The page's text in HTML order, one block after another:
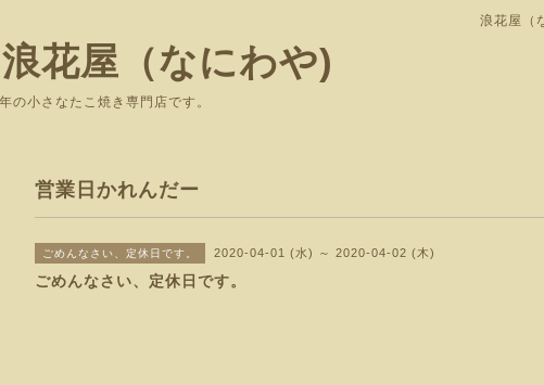
浪花屋（
花屋（なにわや)
愛されて37年の小さなたこ焼き専門店
営業日かれんだー
ごめんなさい、定休日です。 2020-04-01 (水) ～ 2020-04-02 (木)
ごめんなさい、定休日です。